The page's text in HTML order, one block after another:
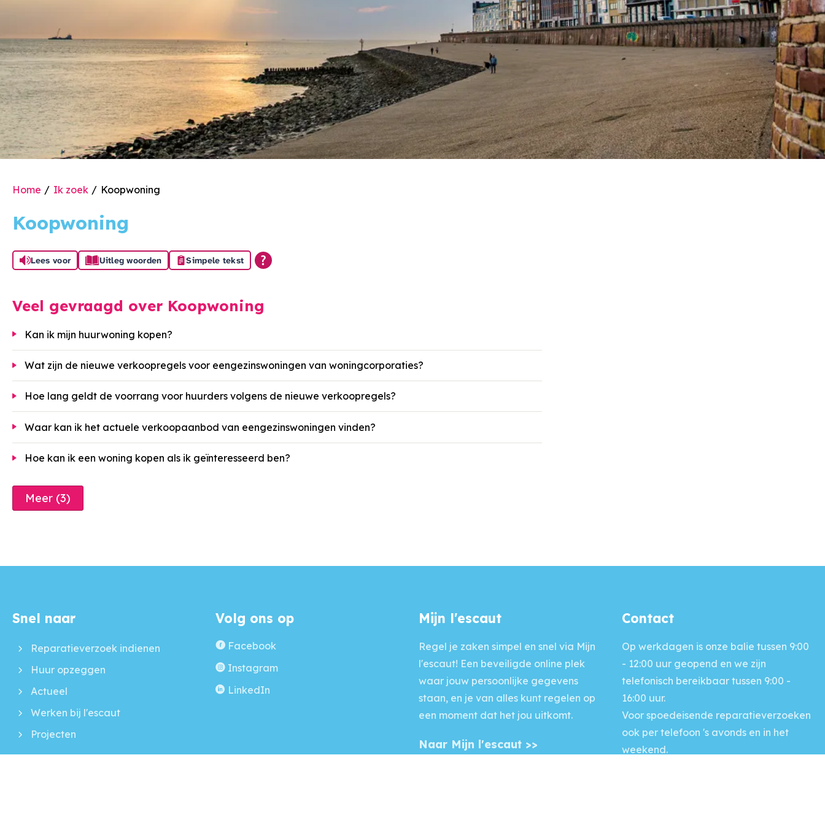
Home Ik zoek Koopwoning
Koopwoning
Lees voor Uitleg woorden Simpele tekst
Veel gevraagd over Koopwoning
Kan ik mijn huurwoning kopen?
Wat zijn de nieuwe verkoopregels voor eengezinswoningen van woningcorporaties?
Hoe lang geldt de voorrang voor huurders volgens de nieuwe verkoopregels?
Waar kan ik het actuele verkoopaanbod van eengezinswoningen vinden?
Hoe kan ik een woning kopen als ik geïnteresseerd ben?
Meer (3)
Contactinformatie
Snel naar
Reparatieverzoek indienen
Huur opzeggen
Actueel
Werken bij l'escaut
Projecten
Volg ons op
Facebook
Instagram
LinkedIn
Mijn l'escaut
Regel je zaken simpel en snel via Mijn
l'escaut! Een beveiligde online plek
waar jouw persoonlijke gegevens
staan, en je van alles kunt regelen op
een moment dat het jou uitkomt.
Naar Mijn l'escaut >>
Contact
Op werkdagen is onze balie tussen 9:00
- 12:00 uur geopend en we zijn
telefonisch bereikbaar tussen 9:00 -
16:00 uur.
Voor spoedeisende reparatieverzoeken
ook per telefoon 's avonds en in het
weekend.